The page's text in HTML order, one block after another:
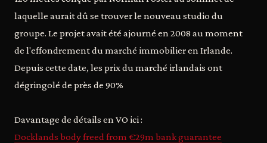
laquelle aurait dû se trouver le nouveau studio du
groupe. Le projet avait été ajourné en 2008 au moment
de l'effondrement du marché immobilier en Irlande.
Depuis cette date, les prix du marché irlandais ont
dégringolé de près de 90%
Davantage de détails en VO ici :
Docklands body freed from €29m bank guarantee